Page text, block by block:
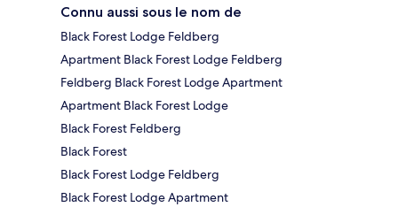
Connu aussi sous le nom de
Black Forest Lodge Feldberg
Apartment Black Forest Lodge Feldberg
Feldberg Black Forest Lodge Apartment
Apartment Black Forest Lodge
Black Forest Feldberg
Black Forest
Black Forest Lodge Feldberg
Black Forest Lodge Apartment